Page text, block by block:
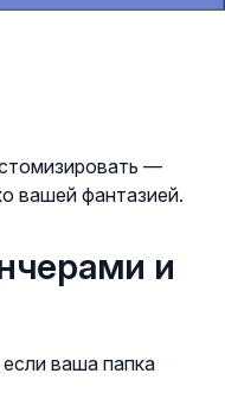
—
вашей фантазией.
и
ваша папка